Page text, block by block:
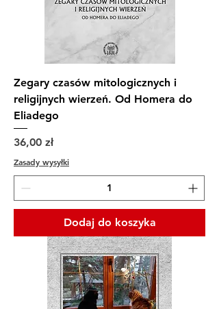
Zegary czasów mitologicznych i
religijnych wierzeń. Od Homera do
Eliadego
Cena
36,00 zł
Zasady wysyłki
Dodaj do koszyka